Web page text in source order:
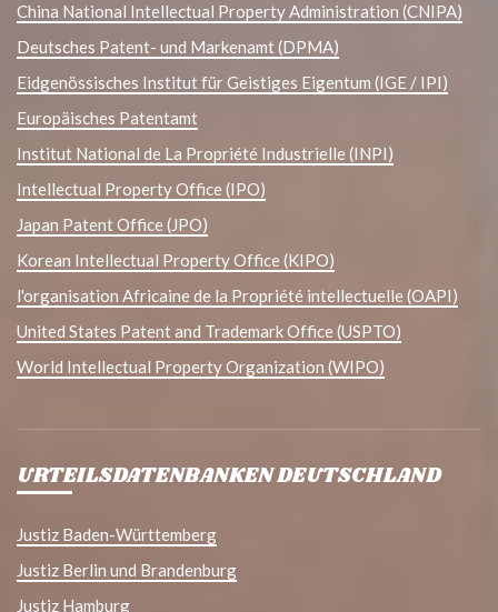
China National Intellectual Property Administration (CNIPA)
Deutsches Patent- und Markenamt (DPMA)
Eidgenössisches Institut für Geistiges Eigentum (IGE / IPI)
Europäisches Patentamt
Institut National de La Propriété Industrielle (INPI)
Intellectual Property Office (IPO)
Japan Patent Office (JPO)
Korean Intellectual Property Office (KIPO)
l'organisation Africaine de la Propriété intellectuelle (OAPI)
United States Patent and Trademark Office (USPTO)
World Intellectual Property Organization (WIPO)
URTEILSDATENBANKEN DEUTSCHLAND
Justiz Baden-Württemberg
Justiz Berlin und Brandenburg
Justiz Hamburg